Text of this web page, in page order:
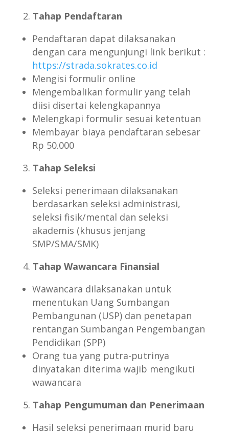
Tahap Pendaftaran
Pendaftaran dapat dilaksanakan
dengan cara mengunjungi link berikut :
https://strada.sokrates.co.id
Mengisi formulir online
Mengembalikan formulir yang telah
diisi disertai kelengkapannya
Melengkapi formulir sesuai ketentuan
Membayar biaya pendaftaran sebesar
Rp 50.000
Tahap Seleksi
Seleksi penerimaan dilaksanakan
berdasarkan seleksi administrasi,
seleksi fisik/mental dan seleksi
akademis (khusus jenjang
SMP/SMA/SMK)
Tahap Wawancara Finansial
Wawancara dilaksanakan untuk
menentukan Uang Sumbangan
Pembangunan (USP) dan penetapan
rentangan Sumbangan Pengembangan
Pendidikan (SPP)
Orang tua yang putra-putrinya
dinyatakan diterima wajib mengikuti
wawancara
Tahap Pengumuman dan Penerimaan
Hasil seleksi penerimaan murid baru